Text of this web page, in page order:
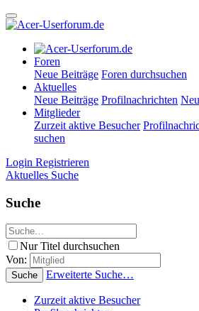
Foren
Neue Beiträge Foren durchsuchen
Aktuelles
Neue Beiträge Profilnachrichten
Mitglieder
Zurzeit aktive Besucher
suchen
Login Registrieren
Aktuelles Suche
Suche
Nur Titel durchsuchen
Von:
Suche Erweiterte Suche…
Zurzeit aktive Besucher